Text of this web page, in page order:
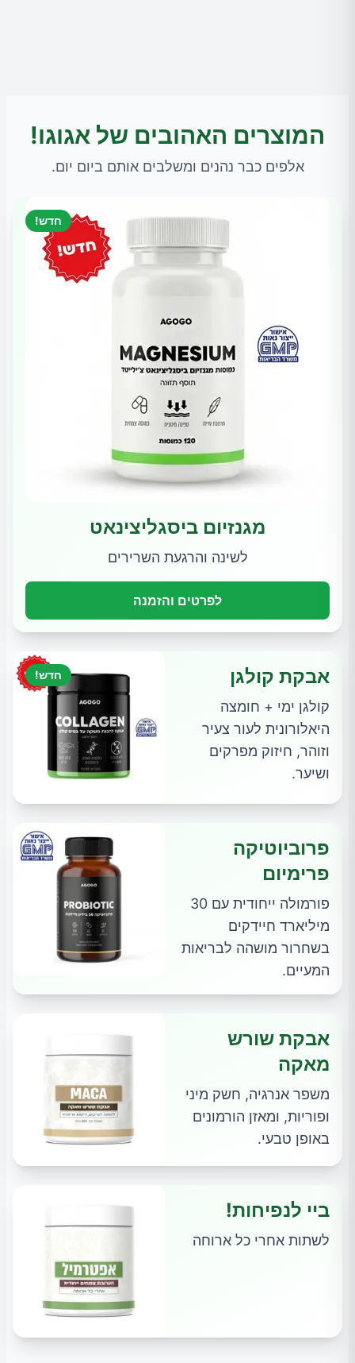
המוצרים האהובים של אגוגו!
אלפים כבר נהנים ומשלבים אותם ביום יום.
חדש!
מגנזיום ביסגליצינאט
לשינה והרגעת השרירים
לפרטים והזמנה
חדש! אבקת קולגן
קולגן ימי + חומצה
היאלורונית לעור צעיר
וזוהר, חיזוק מפרקים
ושיער.
פרוביוטיקה
פרימיום
פורמולה ייחודית עם 30
מיליארד חיידקים
בשחרור מושהה לבריאות
המעיים.
אבקת שורש
מאקה
משפר אנרגיה, חשק מיני
ופוריות, ומאזן הורמונים
באופן טבעי.
ביי לנפיחות!
לשתות אחרי כל ארוחה